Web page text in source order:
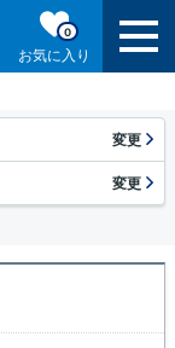
お気に入り
0
変更
変更